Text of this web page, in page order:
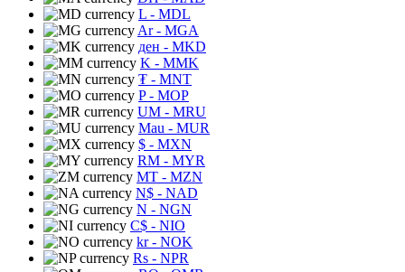
L - MDL
Ar- MGA
ден - MKD
K - MMK
₮ - MNT
P- MOP
UM - MRU
Mau - MUR
$ - MXN
RM - MYR
MT - MZN
N$ - NAD
N - NGN
C$ - NIO
kr- NOK
Rs - NPR